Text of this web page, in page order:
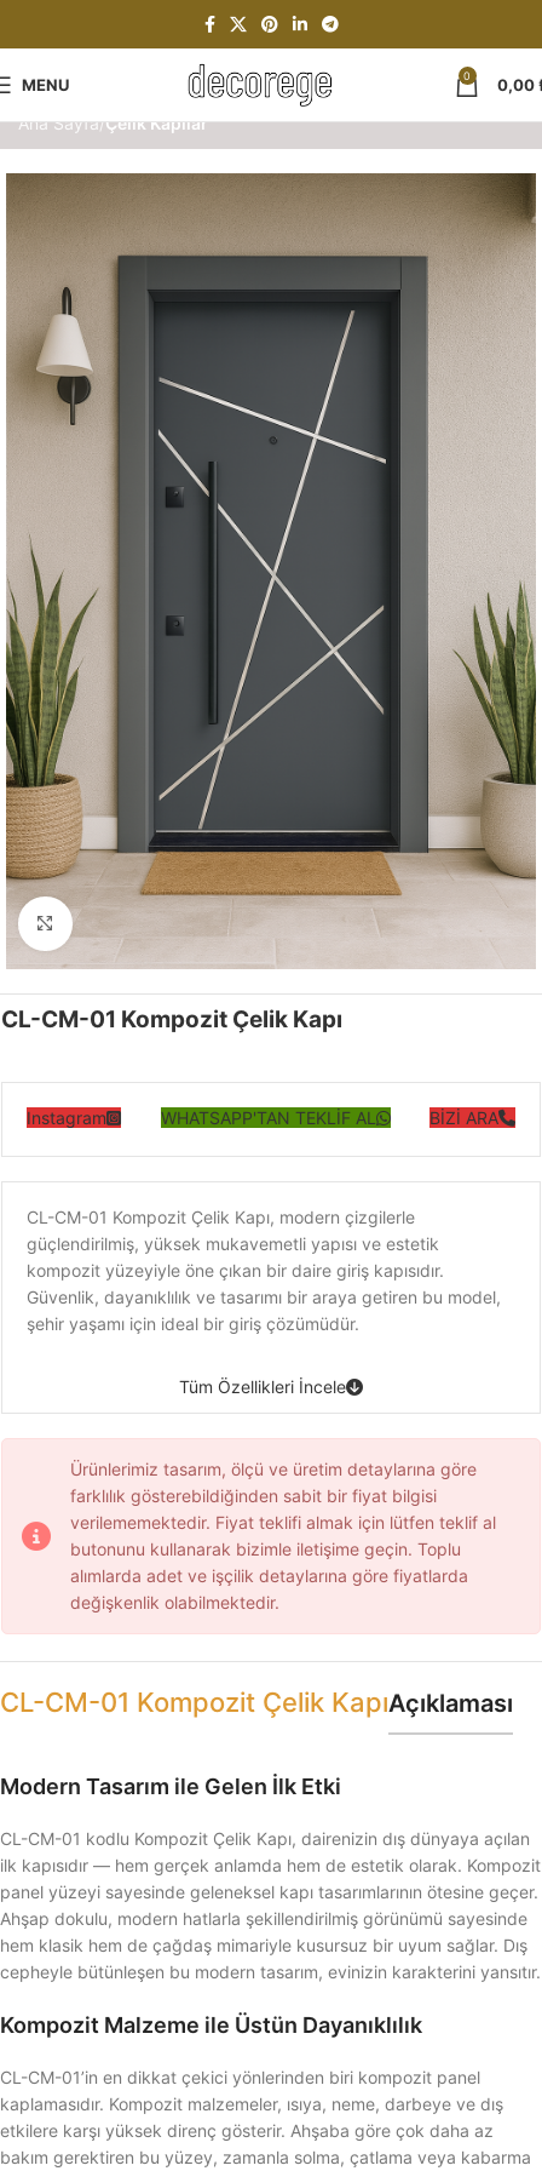
MENU 0 0,00
Ana Sayfa Çelik Kapılar
Click to enlarge
CL-CM-01 Kompozit Çelik Kapı
Instagram WHATSAPP'TAN TEKLİF AL BİZİ ARA
CL-CM-01 Kompozit Çelik Kapı, modern çizgilerle
güçlendirilmiş, yüksek mukavemetli yapısı ve estetik
kompozit yüzeyiyle öne çıkan bir daire giriş kapısıdır.
Güvenlik, dayanıklılık ve tasarımı bir araya getiren bu model,
şehir yaşamı için ideal bir giriş çözümüdür.
Tüm Özellikleri İncele
Ürünlerimiz tasarım, ölçü ve üretim detaylarına göre
farklılık gösterebildiğinden sabit bir fiyat bilgisi
verilememektedir. Fiyat teklifi almak için lütfen teklif al
butonunu kullanarak bizimle iletişime geçin. Toplu
alımlarda adet ve işçilik detaylarına göre fiyatlarda
değişkenlik olabilmektedir.
CL-CM-01 Kompozit Çelik KapıAçıklaması
Modern Tasarım ile Gelen İlk Etki
CL-CM-01 kodlu Kompozit Çelik Kapı, dairenizin dış dünyaya açılan
ilk kapısıdır — hem gerçek anlamda hem de estetik olarak. Kompozit
panel yüzeyi sayesinde geleneksel kapı tasarımlarının ötesine geçer.
Ahşap dokulu, modern hatlarla şekillendirilmiş görünümü sayesinde
hem klasik hem de çağdaş mimariyle kusursuz bir uyum sağlar. Dış
cepheyle bütünleşen bu modern tasarım, evinizin karakterini yansıtır.
Kompozit Malzeme ile Üstün Dayanıklılık
CL-CM-01’in en dikkat çekici yönlerinden biri kompozit panel
kaplamasıdır. Kompozit malzemeler, ısıya, neme, darbeye ve dış
etkilere karşı yüksek direnç gösterir. Ahşaba göre çok daha az
bakım gerektiren bu yüzey, zamanla solma, çatlama veya kabarma